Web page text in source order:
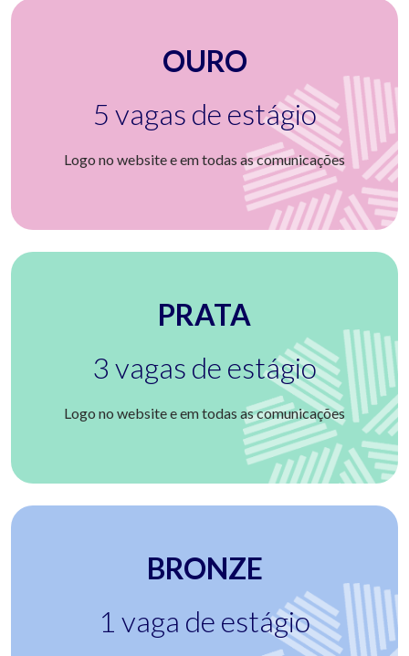
OURO
5 vagas de estágio
Logo no website e em todas as comunicações
PRATA
3 vagas de estágio
Logo no website e em todas as comunicações
BRONZE
1 vaga de estágio